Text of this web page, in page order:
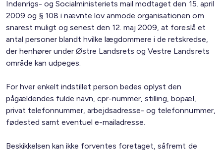
Indenrigs- og Socialministeriets mail modtaget den 15. april
2009 og § 108 i nævnte lov anmode organisationen om
snarest muligt og senest den 12. maj 2009, at foreslå et
antal personer blandt hvilke lægdommere i de retskredse,
der henhører under Østre Landsrets og Vestre Landsrets
område kan udpeges.
For hver enkelt indstillet person bedes oplyst den
pågældendes fulde navn, cpr-nummer, stilling, bopæl,
privat telefonnummer, arbejdsadresse- og telefonnummer,
fødested samt eventuel e-mailadresse.
Beskikkelsen kan ikke forventes foretaget, såfremt de